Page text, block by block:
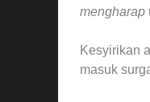
mengharap
Kesyirikan
masuk